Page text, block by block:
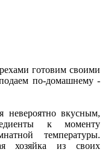
готовим своими
по-домашнему -
невероятно вкусным,
к моменту
температуры.
хозяйка из своих